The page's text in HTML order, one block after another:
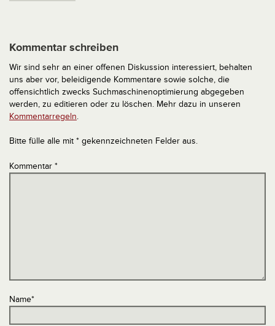
Kommentar schreiben
Wir sind sehr an einer offenen Diskussion interessiert, behalten
uns aber vor, beleidigende Kommentare sowie solche, die
offensichtlich zwecks Suchmaschinenoptimierung abgegeben
werden, zu editieren oder zu löschen. Mehr dazu in unseren
Kommentarregeln.
Bitte fülle alle mit * gekennzeichneten Felder aus.
Kommentar *
Name*